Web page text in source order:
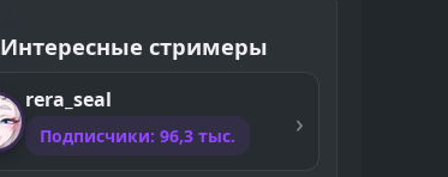
Интересные стримеры
rera_seal
Подписчики: 96,3 тыс.